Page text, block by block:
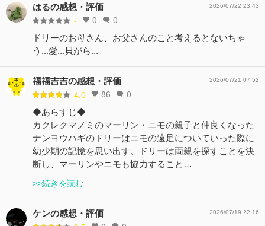
はるの感想・評価
- 0 0
2026/07/22 23:43
ドリーのお母さん、お父さんのこと考えるとないちゃ
う...愛...貝がら...
福福吉吉の感想・評価
4.0 86 0
2026/07/21 07:52
◆あらすじ◆
カクレクマノミのマーリン・ニモの親子と仲良くなった
ナンヨウハギのドリーはニモの遠足についていった際に
幼少期の記憶を思い出す。ドリーは両親を探すことを決
断し、マーリンやニモも協力すること…
>>続きを読む
ケンの感想・評価 2026/07/19 22:16